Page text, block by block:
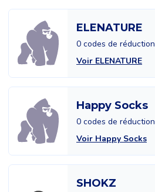
ELENATURE
0 codes de réduction
Voir ELENATURE
Happy Socks
0 codes de réduction
Voir Happy Socks
SHOKZ